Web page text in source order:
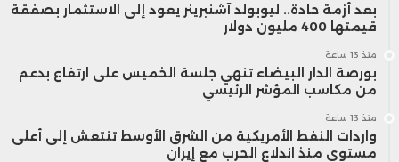
بعد أزمة حادة.. ليوبولد آشنبرينر يعود إلى الاستثمار بصفقة
قيمتها 400 مليون دولار
منذ 13 ساعة
بورصة الدار البيضاء تنهي جلسة الخميس على ارتفاع بدعم
من مكاسب المؤشر الرئيسي
منذ 13 ساعة
واردات النفط الأمريكية من الشرق الأوسط تنتعش إلى أعلى
مستوى منذ اندلاع الحرب مع إيران